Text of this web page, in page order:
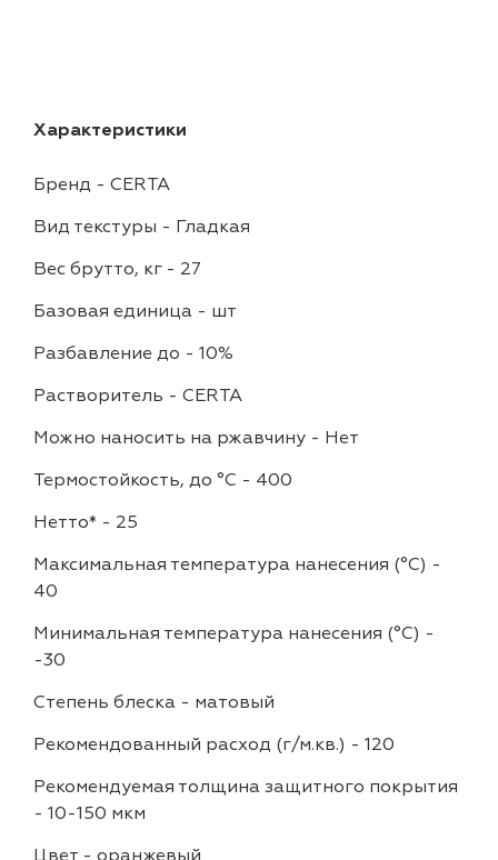
Характеристики
Бренд - CERTA
Вид текстуры - Гладкая
Вес брутто, кг - 27
Базовая единица - шт
Разбавление до - 10%
Растворитель - CERTA
Можно наносить на ржавчину - Нет
Термостойкость, до °C - 400
Нетто* - 25
Максимальная температура нанесения (°С) -
40
Минимальная температура нанесения (°С) -
-30
Степень блеска - матовый
Рекомендованный расход (г/м.кв.) - 120
Рекомендуемая толщина защитного покрытия
- 10-150 мкм